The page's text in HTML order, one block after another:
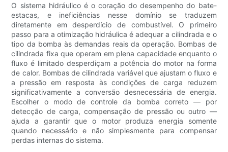
O sistema hidráulico é o coração do desempenho do bate-
estacas, e ineficiências nesse domínio se traduzem
diretamente em desperdício de combustível. O primeiro
passo para a otimização hidráulica é adequar a cilindrada e o
tipo da bomba às demandas reais da operação. Bombas de
cilindrada fixa que operam em plena capacidade enquanto o
fluxo é limitado desperdiçam a potência do motor na forma
de calor. Bombas de cilindrada variável que ajustam o fluxo e
a pressão em resposta às condições de carga reduzem
significativamente a conversão desnecessária de energia.
Escolher o modo de controle da bomba correto — por
detecção de carga, compensação de pressão ou outro —
ajuda a garantir que o motor produza energia somente
quando necessário e não simplesmente para compensar
perdas internas do sistema.